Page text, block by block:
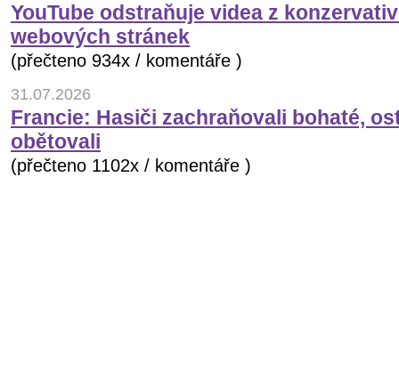
YouTube odstraňuje videa z
webových stránek
(přečteno 934x / komentáře )
31.07.2026
Francie: Hasiči zachraňovali bohaté,
obětovali
(přečteno 1102x / komentáře )